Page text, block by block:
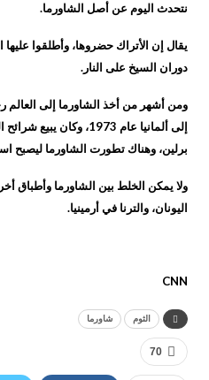
نتحدث اليوم عن أصل الشاورما.
دوران السيخ على النار.
ومن أشهر من أخذ الشاورما إلى العالم
إلى ألمانيا عام 1973،
برلين، وهناك تطورت الشاورما ليصبح
ولا يمكن الخلط بين الشاورما وأطباق
اليونان، والترنا في أرمينيا.
CNN
الثوم شاورما
70